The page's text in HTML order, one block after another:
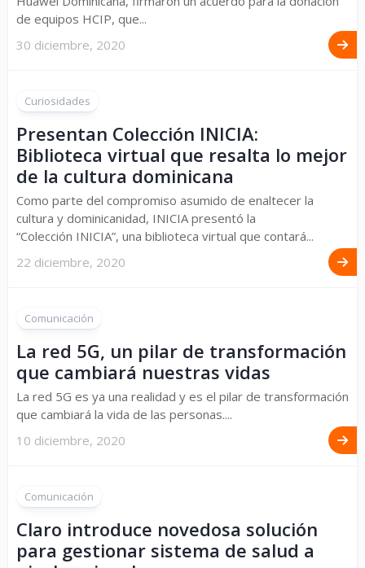
de equipos HCIP, que...
30 diciembre, 2020
Curiosidades
Presentan Colección INICIA:
Biblioteca virtual que resalta lo mejor
de la cultura dominicana
Como parte del compromiso asumido de enaltecer la
cultura y dominicanidad, INICIA presentó la
“Colección INICIA”, una biblioteca virtual que contará...
22 diciembre, 2020
Comunicación
La red 5G, un pilar de transformación
que cambiará nuestras vidas
La red 5G es ya una realidad y es el pilar de transformación
que cambiará la vida de las personas....
10 diciembre, 2020
Comunicación
Claro introduce novedosa solución
para gestionar sistema de salud a